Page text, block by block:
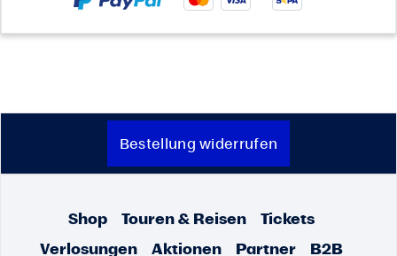
Bestellung widerrufen
Shop Touren & Reisen
Tickets
Verlosungen
Aktionen Partner B2B